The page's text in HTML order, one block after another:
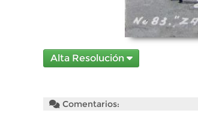
Alta Resolución
Comentarios: